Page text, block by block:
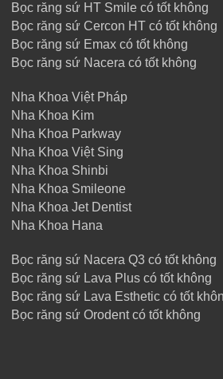
Bọc răng sứ HT Smile có tốt không
Bọc răng sứ Cercon HT có tốt không
Bọc răng sứ Emax có tốt không
Bọc răng sứ Nacera có tốt không
Nha Khoa Việt Pháp
Nha Khoa Kim
Nha Khoa Parkway
Nha Khoa Việt Sing
Nha Khoa Shinbi
Nha Khoa Smileone
Nha Khoa Jet Dentist
Nha Khoa Hana
Bọc răng sứ Nacera Q3 có tốt không
Bọc răng sứ Lava Plus có tốt không
Bọc răng sứ Lava Esthetic có tốt
Bọc răng sứ Orodent có tốt không